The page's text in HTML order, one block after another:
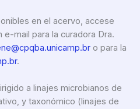
en el acervo, accese
e-mail para la curadora Dra.
o para la
.
a linajes microbianos de
y taxonómico (linajes de